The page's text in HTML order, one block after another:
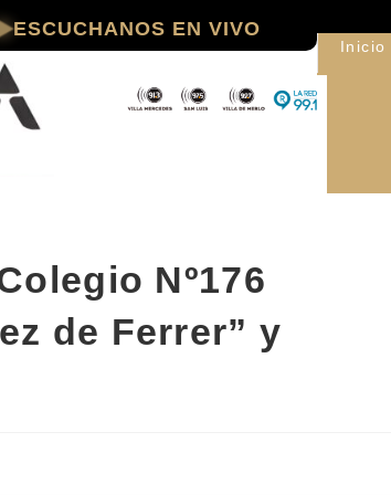
ESCUCHANOS EN VIVO
Inicio
Nº176
de Ferrer” y